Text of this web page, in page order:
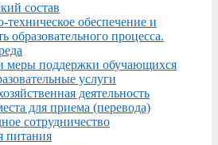
состав
техническое обеспечение и
образовательного процесса.
меры поддержки обучающихся
услуги
деятельность
для приема (перевода)
сотрудничество
питания